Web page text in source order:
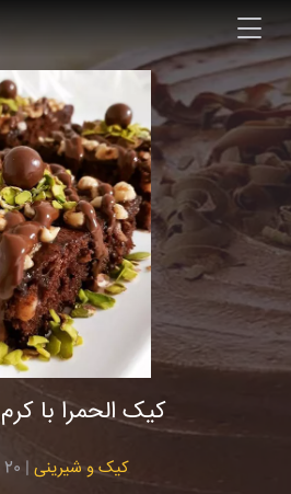
کیک الحمرا با
کیک و شیرینی | 20 دقیقه